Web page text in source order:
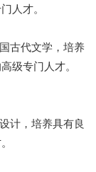
人才。
古代文学，培养
级专门人才。
计，培养具有良